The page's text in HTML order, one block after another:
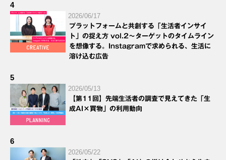
4
2026/06/17
プラットフォームと共創する「生活者インサイ
ト」の捉え方 vol.2～ターゲットのタイムライン
を想像する。Instagramで求められる、生活に
溶け込む広告
5
2026/05/13
【第11回】先端生活者の調査で見えてきた「生
成AI×買物」の利用動向
6
2026/05/22